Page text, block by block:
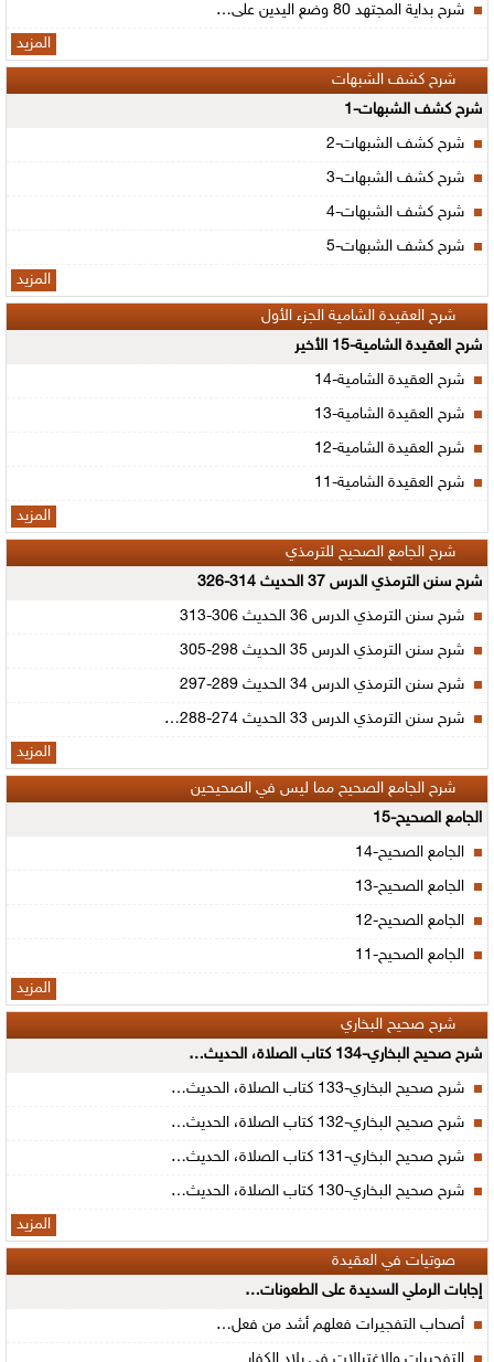
شرح بداية المجتهد 80 وضع اليدين على…
المزيد
شرح كشف الشبهات
شرح كشف الشبهات-1
شرح كشف الشبهات-2
شرح كشف الشبهات-3
شرح كشف الشبهات-4
شرح كشف الشبهات-5
المزيد
شرح العقيدة الشامية الجزء الأول
شرح العقيدة الشامية-15 الأخير
شرح العقيدة الشامية-14
شرح العقيدة الشامية-13
شرح العقيدة الشامية-12
شرح العقيدة الشامية-11
المزيد
شرح الجامع الصحيح للترمذي
شرح سنن الترمذي الدرس 37 الحديث 314-326
شرح سنن الترمذي الدرس 36 الحديث 306-313
شرح سنن الترمذي الدرس 35 الحديث 298-305
شرح سنن الترمذي الدرس 34 الحديث 289-297
شرح سنن الترمذي الدرس 33 الحديث 274-288…
المزيد
شرح الجامع الصحيح مما ليس في الصحيحين
الجامع الصحيح-15
الجامع الصحيح-14
الجامع الصحيح-13
الجامع الصحيح-12
الجامع الصحيح-11
المزيد
شرح صحيح البخاري
شرح صحيح البخاري-134 كتاب الصلاة، الحديث…
شرح صحيح البخاري-133 كتاب الصلاة، الحديث…
شرح صحيح البخاري-132 كتاب الصلاة، الحديث…
شرح صحيح البخاري-131 كتاب الصلاة، الحديث…
شرح صحيح البخاري-130 كتاب الصلاة، الحديث…
المزيد
صوتيات في العقيدة
إجابات الرملي السديدة على الطعونات…
أصحاب التفجيرات فعلهم أشد من فعل…